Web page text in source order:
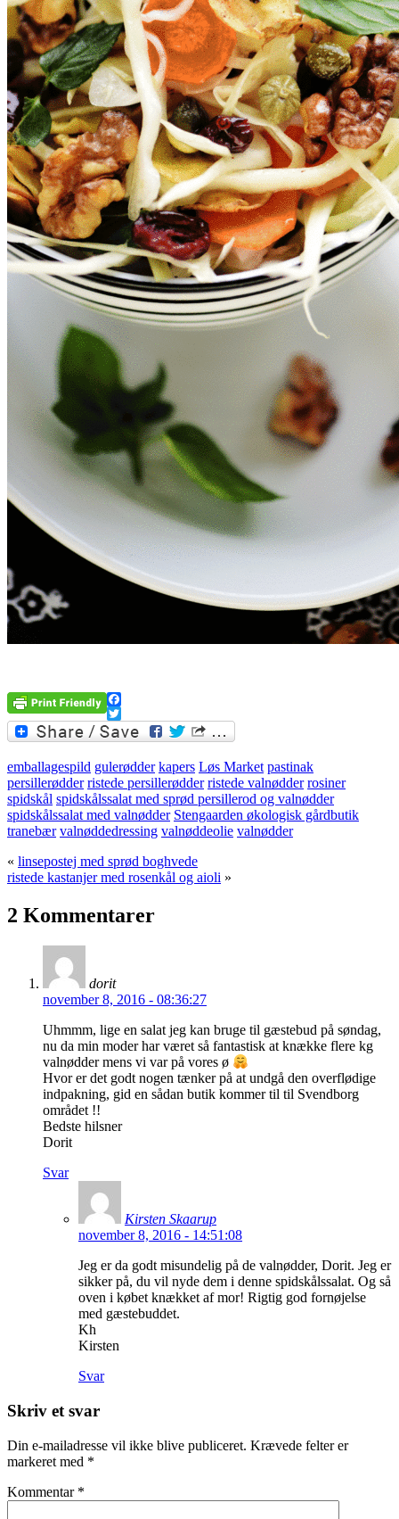
Facebook
Twitter
emballagespild gulerødder kapers Løs Market pastinak
persillerødder ristede persillerødder ristede valnødder rosiner
spidskål spidskålssalat med sprød persillerod og valnødder
spidskålssalat med valnødder Stengaarden økologisk gårdbutik
tranebær valnøddedressing valnøddeolie valnødder
« linsepostej med sprød boghvede
ristede kastanjer med rosenkål og aioli »
2 Kommentarer
dorit
november 8, 2016 - 08:36:27
Uhmmm, lige en salat jeg kan bruge til gæstebud på søndag,
nu da min moder har været så fantastisk at knække flere kg
valnødder mens vi var på vores ø
Hvor er det godt nogen tænker på at undgå den overflødige
indpakning, gid en sådan butik kommer til til Svendborg
området !!
Bedste hilsner
Dorit
Svar
Kirsten Skaarup
november 8, 2016 - 14:51:08
Jeg er da godt misundelig på de valnødder, Dorit. Jeg er
sikker på, du vil nyde dem i denne spidskålssalat. Og så
oven i købet knækket af mor! Rigtig god fornøjelse
med gæstebuddet.
Kh
Kirsten
Svar
Skriv et svar
Din e-mailadresse vil ikke blive publiceret. Krævede felter er
markeret med *
Kommentar *